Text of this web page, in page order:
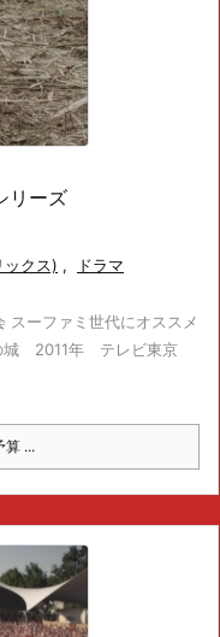
リーズ
クス) , ドラマ
スーファミ世代にオススメ
城 2011年 テレビ東京
算 ...